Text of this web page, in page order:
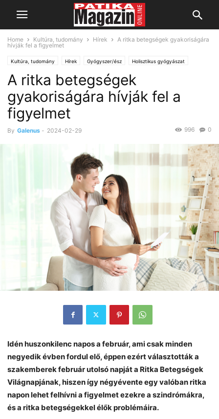
Home Kultúra, tudomány Hírek
A ritka betegségek gyakoriságára
hívják fel a figyelmet
Kultúra, tudomány Hírek Gyógyszer/ész Holisztikus gyógyászat
A ritka betegségek
gyakoriságára hívják fel a
figyelmet
By Galenus - 2024-02-29 0
996
Idén huszonkilenc napos a február, ami csak minden
negyedik évben fordul elő, éppen ezért választották a
szakemberek február utolsó napját a Ritka Betegségek
Világnapjának, hiszen így négyévente egy valóban ritka
napon lehet felhívni a figyelmet ezekre a szindrómákra,
és a ritka betegségekkel élők problémáira.